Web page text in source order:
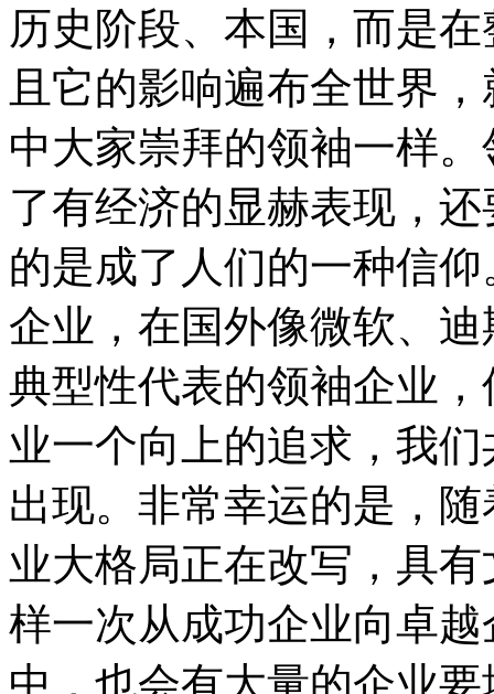
历史阶段、本国，而是
且它的影响遍布全世界
中大家崇拜的领袖一样
了有经济的显赫表现，
的是成了人们的一种信
企业，在国外像微软、
典型性代表的领袖企业
业一个向上的追求，我
出现。非常幸运的是，
业大格局正在改写，具
样一次从成功企业向卓
中，也会有大量的企业